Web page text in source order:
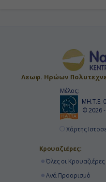
Λεωφ. Ηρώων
Μέλος:
ΜΗ.Τ.Ε.
© 2026
Χάρτης
Κρουαζιέρες:
Όλες οι Κρουαζιέρες
Ανά Προορισμό